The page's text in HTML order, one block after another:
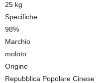
25 kg
Specifiche
98%
Marchio
moloto
Origine
Repubblica Popolare Cinese